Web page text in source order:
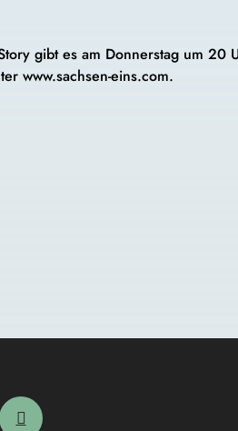
gibt es am Donnerstag um 20
www.sachsen-eins.com.